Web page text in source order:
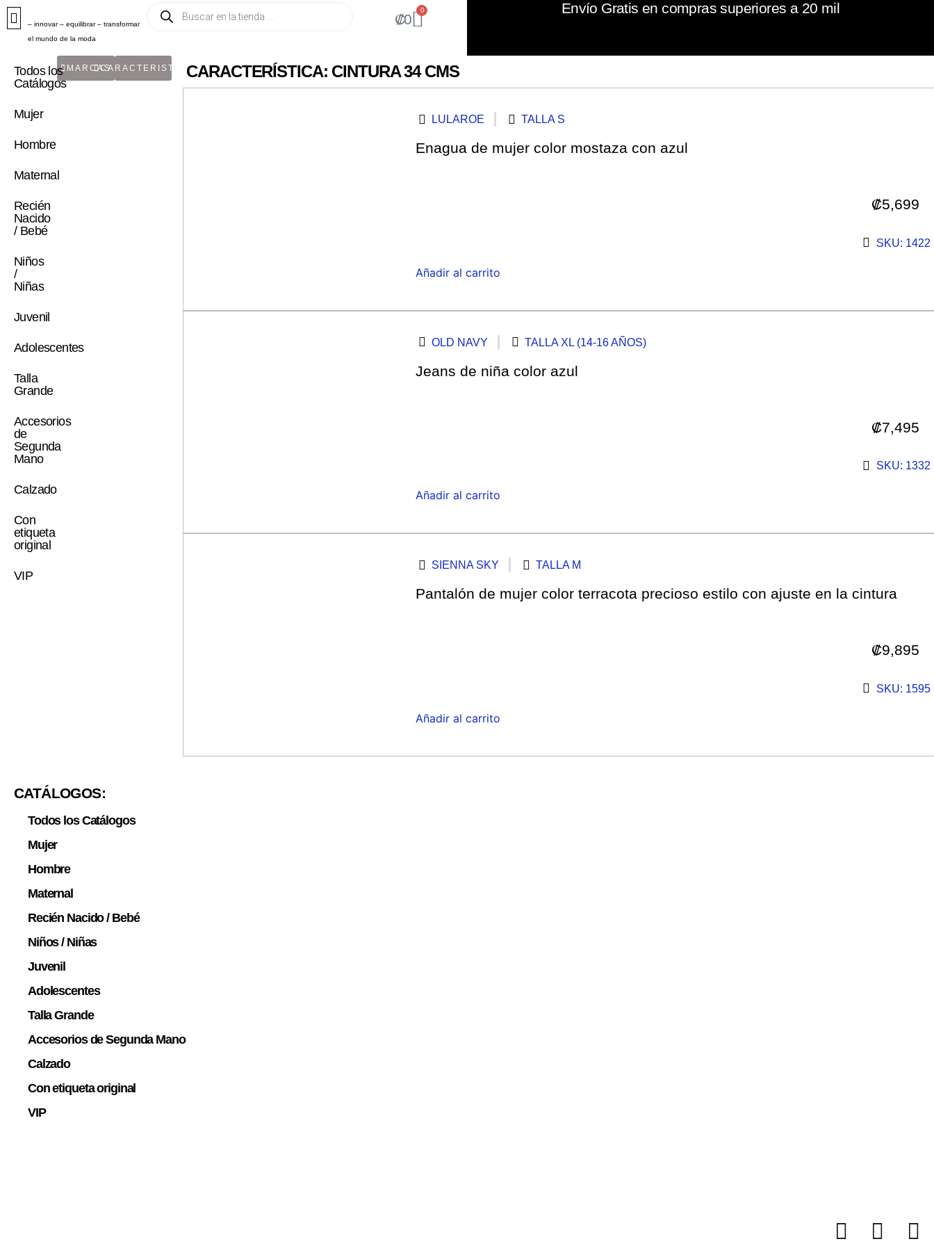
– innovar – equilibrar – transformar
el mundo de la moda
₡0
0 Envío Gratis en compras superiores a 20 mil
Todos los
Catálogos
Mujer
Hombre
Maternal
Recién
Nacido
/ Bebé
Niños
/
Niñas
Juvenil
Adolescentes
Talla
Grande
Accesorios
de
Segunda
Mano
Calzado
Con
etiqueta
original
VIP
MARCASCARACTERISTICACARACTERÍSTICA: CINTURA 34 CMS
LULAROE TALLA S
Enagua de mujer color mostaza con azul
₡5,699
SKU: 1422
Añadir al carrito
OLD NAVY TALLA XL (14-16 AÑOS)
Jeans de niña color azul
₡7,495
SKU: 1332
Añadir al carrito
SIENNA SKY TALLA M
Pantalón de mujer color terracota precioso estilo con ajuste en la cintura
₡9,895
SKU: 1595
Añadir al carrito
CATÁLOGOS:
Todos los Catálogos
Mujer
Hombre
Maternal
Recién Nacido / Bebé
Niños / Niñas
Juvenil
Adolescentes
Talla Grande
Accesorios de Segunda Mano
Calzado
Con etiqueta original
VIP